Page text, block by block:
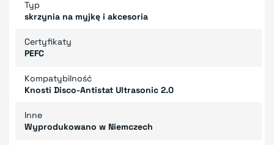
Typ
skrzynia na myjkę i akcesoria
Certyfikaty
PEFC
Kompatybilność
Knosti Disco-Antistat Ultrasonic 2.0
Inne
Wyprodukowano w Niemczech